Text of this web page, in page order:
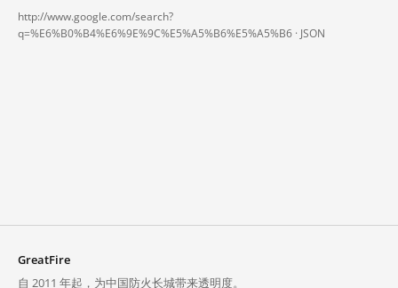
http://www.google.com/search?
q=%E6%B0%B4%E6%9E%9C%E5%A5%B6%E5%A5%B6 · JSON
GreatFire
自 2011 年起，为中国防火长城带来透明度。